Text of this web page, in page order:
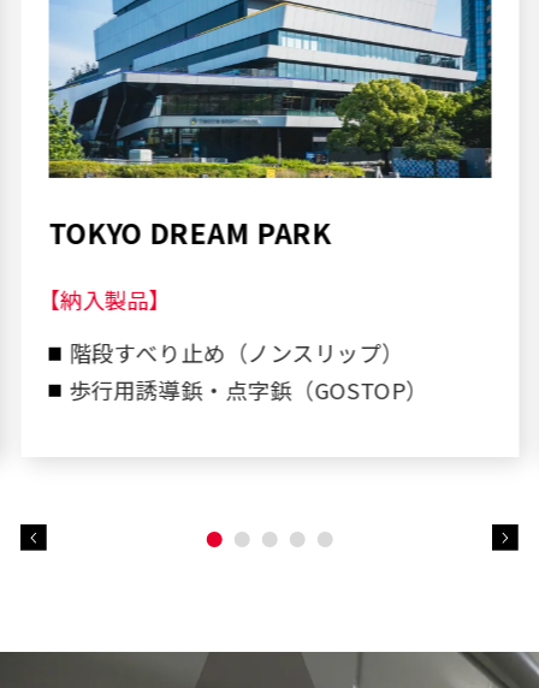
富山大学（五福）中央図書館
【納入製品】
階段すべり止め（ノンスリップ）
歩行用誘導鋲・点字鋲（GOSTOP）